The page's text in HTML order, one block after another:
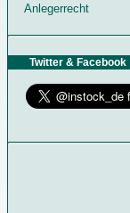
Anlegerrecht
Twitter & Facebook